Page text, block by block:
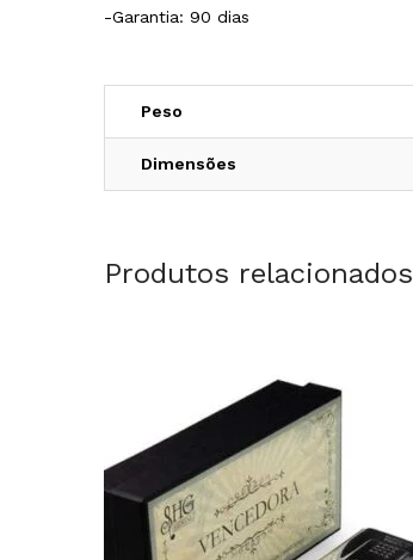
-Garantia: 90 dias
Peso
Dimensões
Produtos relacionados